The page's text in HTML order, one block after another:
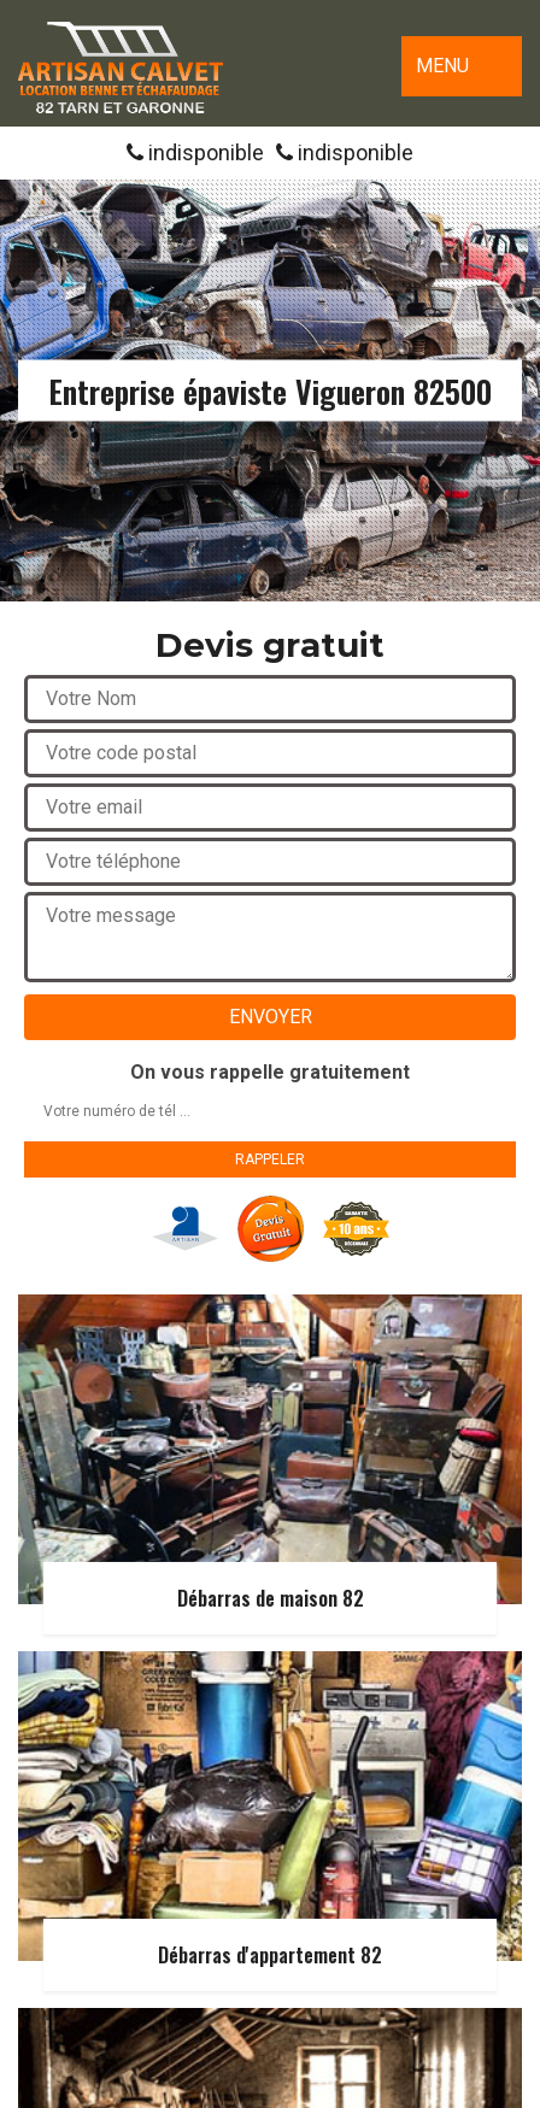
MENU
indisponible indisponible
Entreprise épaviste Vigueron 82500
Devis gratuit
On vous rappelle gratuitement
Débarras de maison 82
Débarras d'appartement 82